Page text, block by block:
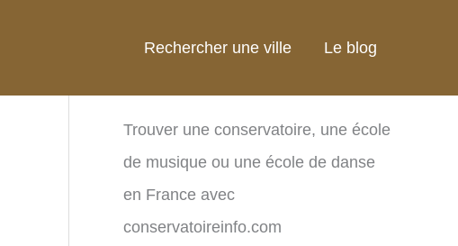
Rechercher une ville Le blog
Trouver une conservatoire, une école
de musique ou une école de danse
en France avec
conservatoireinfo.com